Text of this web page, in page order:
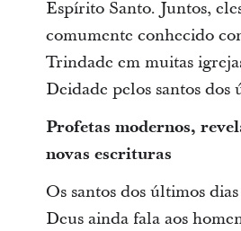
Espírito Santo. Juntos,
comumente conhecido
Trindade em muitas
Deidade pelos santos dos
Profetas modernos,
novas escrituras
Os santos dos últimos
Deus ainda fala aos